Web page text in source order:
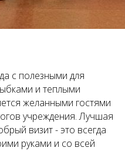
с полезными для
и теплыми
желанными гостями
учреждения. Лучшая
визит - это всегда
руками и со всей